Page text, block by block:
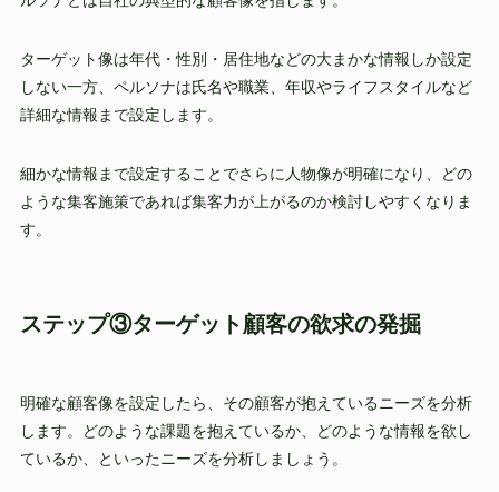
ターゲット像は年代・性別・居住地などの大まかな情報しか設定
しない一方、ペルソナは氏名や職業、年収やライフスタイルなど
詳細な情報まで設定します。
細かな情報まで設定することでさらに人物像が明確になり、どの
ような集客施策であれば集客力が上がるのか検討しやすくなりま
す。
ステップ③ターゲット顧客の欲求の発掘
明確な顧客像を設定したら、その顧客が抱えているニーズを分析
します。どのような課題を抱えているか、どのような情報を欲し
ているか、といったニーズを分析しましょう。